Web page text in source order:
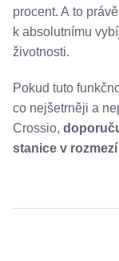
procent. A to
k absolutnímu
životnosti.
Pokud tuto
co nejšetrněji a
Crossio,
stanice v